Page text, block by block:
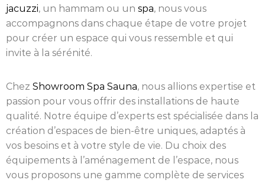
jacuzzi, un hammam ou un spa, nous vous
accompagnons dans chaque étape de votre projet
pour créer un espace qui vous ressemble et qui
invite à la sérénité.
Chez Showroom Spa Sauna, nous allions expertise et
passion pour vous offrir des installations de haute
qualité. Notre équipe d’experts est spécialisée dans la
création d’espaces de bien-être uniques, adaptés à
vos besoins et à votre style de vie. Du choix des
équipements à l’aménagement de l’espace, nous
vous proposons une gamme complète de services